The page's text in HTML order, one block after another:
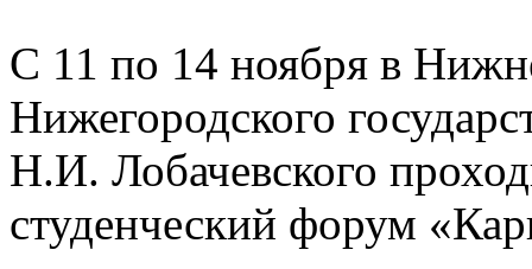
С 11 по 14 ноября в
Нижегородского
Н.И. Лобачевского
студенческий форум